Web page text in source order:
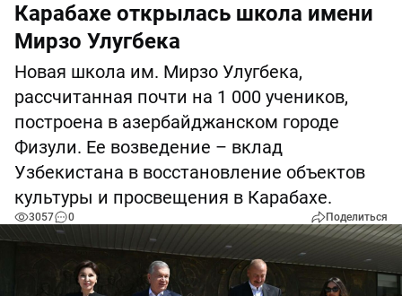
Карабахе открылась школа имени
Мирзо Улугбека
Новая школа им. Мирзо Улугбека,
рассчитанная почти на 1 000 учеников,
построена в азербайджанском городе
Физули. Ее возведение – вклад
Узбекистана в восстановление объектов
культуры и просвещения в Карабахе.
3057 0 Поделиться